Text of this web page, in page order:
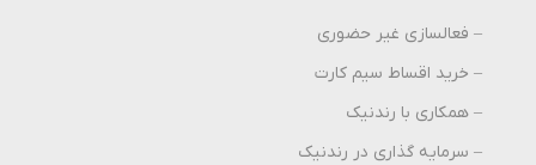
– فعالسازی غیر حضوری
– خرید اقساط سیم کارت
– همکاری با رندنیک
– سرمایه گذاری در رندنیک